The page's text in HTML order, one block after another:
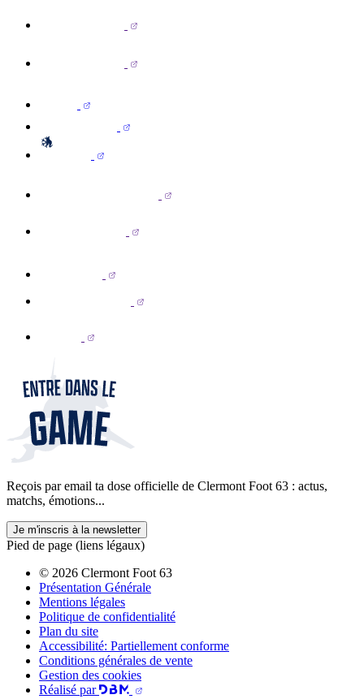
Reçois par email ta dose officielle de Clermont Foot 63 : actus,
matchs, émotions...
Je m'inscris à la newsletter
Pied de page (liens légaux)
© 2026 Clermont Foot 63
Présentation Générale
Mentions légales
Politique de confidentialité
Plan du site
Accessibilité: Partiellement conforme
Conditions générales de vente
Gestion des cookies
Réalisé par